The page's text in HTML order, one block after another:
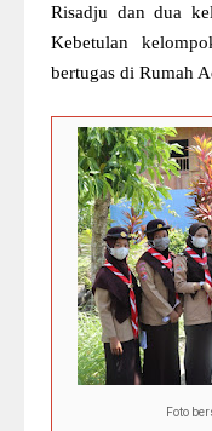
Risadju dan dua
Kebetulan
bertugas di Rumah
Foto